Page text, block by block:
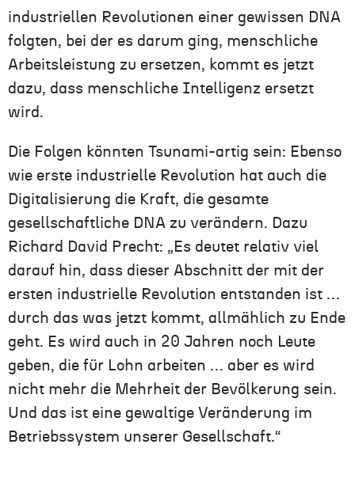
industriellen Revolutionen einer gewissen DNA
folgten, bei der es darum ging, menschliche
Arbeitsleistung zu ersetzen, kommt es jetzt
dazu, dass menschliche Intelligenz ersetzt
wird.
Die Folgen könnten Tsunami-artig sein: Ebenso
wie erste industrielle Revolution hat auch die
Digitalisierung die Kraft, die gesamte
gesellschaftliche DNA zu verändern. Dazu
Richard David Precht: „Es deutet relativ viel
darauf hin, dass dieser Abschnitt der mit der
ersten industrielle Revolution entstanden ist …
durch das was jetzt kommt, allmählich zu Ende
geht. Es wird auch in 20 Jahren noch Leute
geben, die für Lohn arbeiten … aber es wird
nicht mehr die Mehrheit der Bevölkerung sein.
Und das ist eine gewaltige Veränderung im
Betriebssystem unserer Gesellschaft.“